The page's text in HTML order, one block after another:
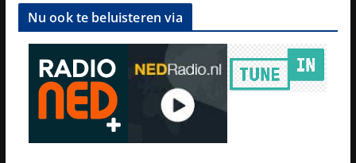
Nu ook te beluisteren via